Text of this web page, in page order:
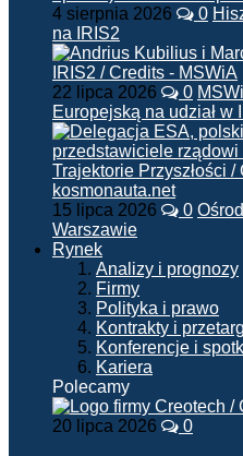
4 sierpnia 2026 0
na IRIS2
22 lipca 2026 0
Europejską na udział w
15 lipca 2026 0
Warszawie
Rynek
Analizy i prognozy
Firmy
Polityka i prawo
Kontrakty i
Konferencje i
Kariera
Polecamy
20 lipca 2026 0